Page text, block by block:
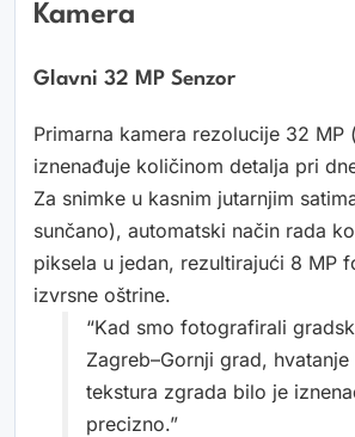
Kamera
Glavni 32 MP Senzor
Primarna kamera rezolucije 32 MP
iznenađuje količinom detalja pri
Za snimke u kasnim jutarnjim
sunčano), automatski način rada
piksela u jedan, rezultirajući 8 MP
izvrsne oštrine.
“Kad smo fotografirali
Zagreb–Gornji grad,
tekstura zgrada bilo je
precizno.”